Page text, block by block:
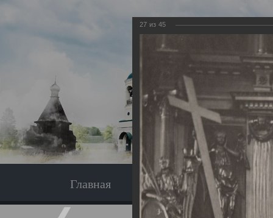
Главная Экскурсия
27 из 45